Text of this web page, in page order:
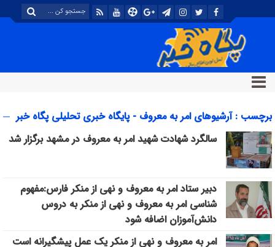
برچسب : آرشیوهای امر به معروف - پایگاه خبری تحلیلی پگاه خبر
سالگرد شهادت شهید امر به معروف در مشهد برگزار شد
دبیر ستاد امر به معروف و نهی از منکر فارس:مفهوم
شناسی امر به معروف و نهی از منکر به دروس
دانش‌آموزان اضافه شود
امر به معروف و نهی از منکر یک عمل پیشگیرانه است